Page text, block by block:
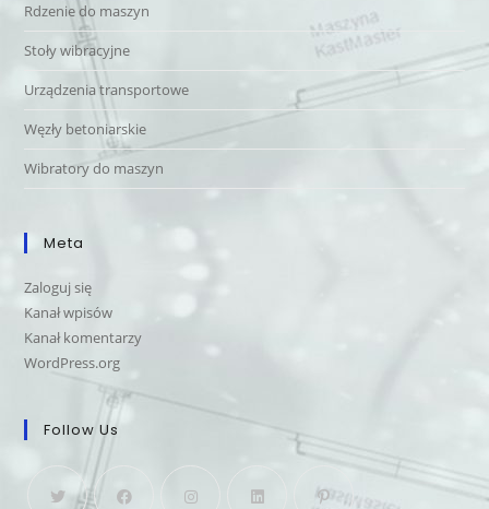
Rdzenie do maszyn
Stoły wibracyjne
Urządzenia transportowe
Węzły betoniarskie
Wibratory do maszyn
Meta
Zaloguj się
Kanał wpisów
Kanał komentarzy
WordPress.org
Follow Us